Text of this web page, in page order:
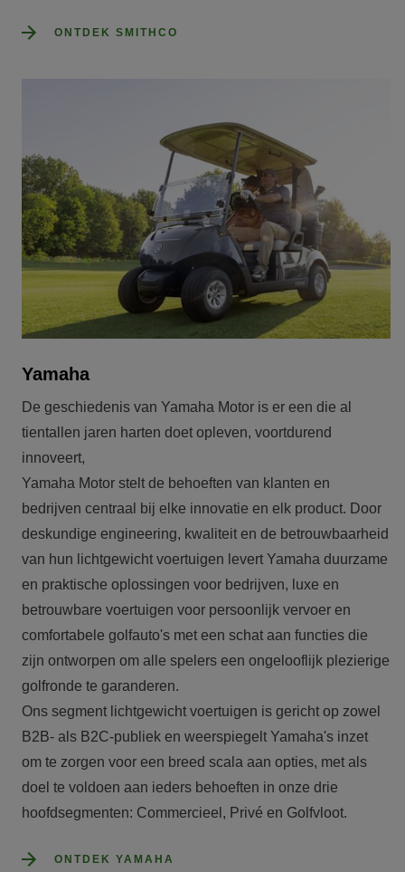
ONTDEK SMITHCO
Yamaha
De geschiedenis van Yamaha Motor is er een die al
tientallen jaren harten doet opleven, voortdurend
innoveert,
Yamaha Motor stelt de behoeften van klanten en
bedrijven centraal bij elke innovatie en elk product. Door
deskundige engineering, kwaliteit en de betrouwbaarheid
van hun lichtgewicht voertuigen levert Yamaha duurzame
en praktische oplossingen voor bedrijven, luxe en
betrouwbare voertuigen voor persoonlijk vervoer en
comfortabele golfauto's met een schat aan functies die
zijn ontworpen om alle spelers een ongelooflijk plezierige
golfronde te garanderen.
Ons segment lichtgewicht voertuigen is gericht op zowel
B2B- als B2C-publiek en weerspiegelt Yamaha's inzet
om te zorgen voor een breed scala aan opties, met als
doel te voldoen aan ieders behoeften in onze drie
hoofdsegmenten: Commercieel, Privé en Golfvloot.
ONTDEK YAMAHA